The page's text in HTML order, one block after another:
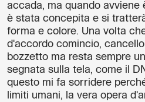
accada, ma quando avviene
è stata concepita e si
forma e colore. Una volta
d'accordo comincio,
bozzetto ma resta sempre
segnata sulla tela, come il
questo mi fa sorridere
limiti umani, la vera opera